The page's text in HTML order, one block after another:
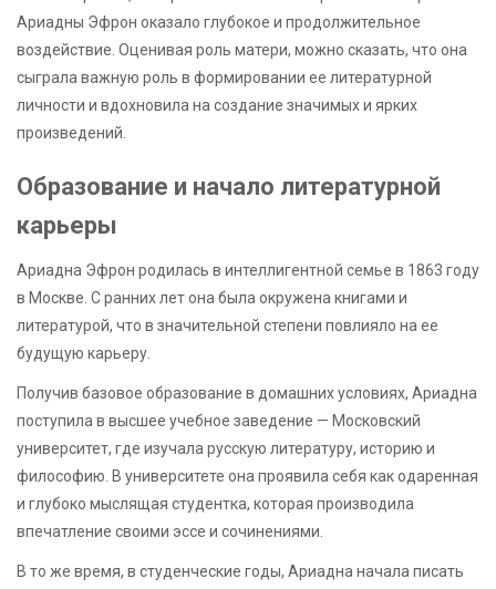
Ариадны Эфрон оказало глубокое и продолжительное
воздействие. Оценивая роль матери, можно сказать, что она
сыграла важную роль в формировании ее литературной
личности и вдохновила на создание значимых и ярких
произведений.
Образование и начало литературной
карьеры
Ариадна Эфрон родилась в интеллигентной семье в 1863 году
в Москве. С ранних лет она была окружена книгами и
литературой, что в значительной степени повлияло на ее
будущую карьеру.
Получив базовое образование в домашних условиях, Ариадна
поступила в высшее учебное заведение — Московский
университет, где изучала русскую литературу, историю и
философию. В университете она проявила себя как одаренная
и глубоко мыслящая студентка, которая производила
впечатление своими эссе и сочинениями.
В то же время, в студенческие годы, Ариадна начала писать